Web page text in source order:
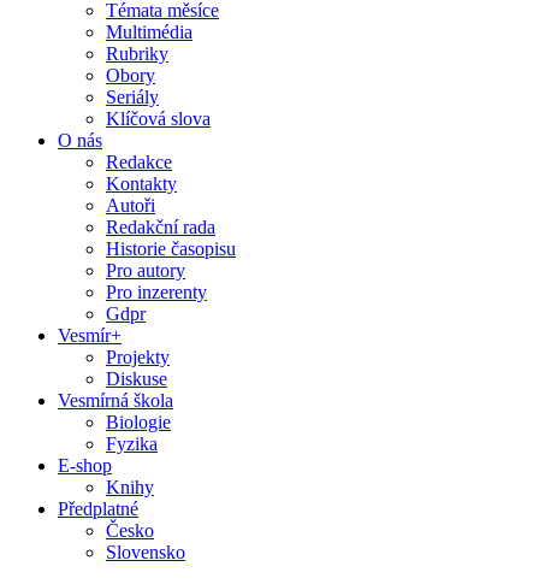
Témata měsíce
Multimédia
Rubriky
Obory
Seriály
Klíčová slova
O nás
Redakce
Kontakty
Autoři
Redakční rada
Historie časopisu
Pro autory
Pro inzerenty
Gdpr
Vesmír+
Projekty
Diskuse
Vesmírná škola
Biologie
Fyzika
E-shop
Knihy
Předplatné
Česko
Slovensko